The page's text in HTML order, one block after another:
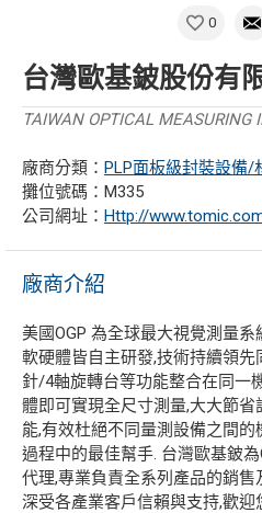
0
台灣歐基鈹股份有
TAIWAN OPTICAL MEASURING
廠商分類： PLP面板級封裝設備/
攤位號碼：M335
公司網址： Http://
廠商介紹
美國OGP 為全球最大視覺測量
軟硬體皆自主研發,技術持續領
針/4軸旋轉台等功能整合在同一
體即可實現全尺寸測量,大大節
能,有效杜絕不同量測設備之間
過程中的最佳幫手. 台灣歐基鈹
代理,專業負責全系列產品的銷
深受各產業客戶信賴與支持,歡